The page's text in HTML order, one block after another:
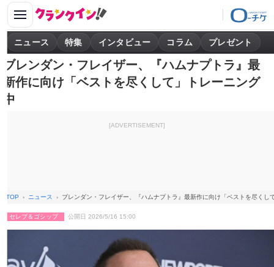
ニュース 特集 インタビュー コラム プレゼント
ブレンダン・フレイザー、『ハムナプトラ』最
新作に向け「ベストを尽くして」トレーニング
中
[ADVERTISEMENT]
TOP ニュース ブレンダン・フレイザー、『ハムナプトラ』最新作に向け「ベストを尽くし
セレブ＆ゴシップ 公開日 2026/5/16 15:00